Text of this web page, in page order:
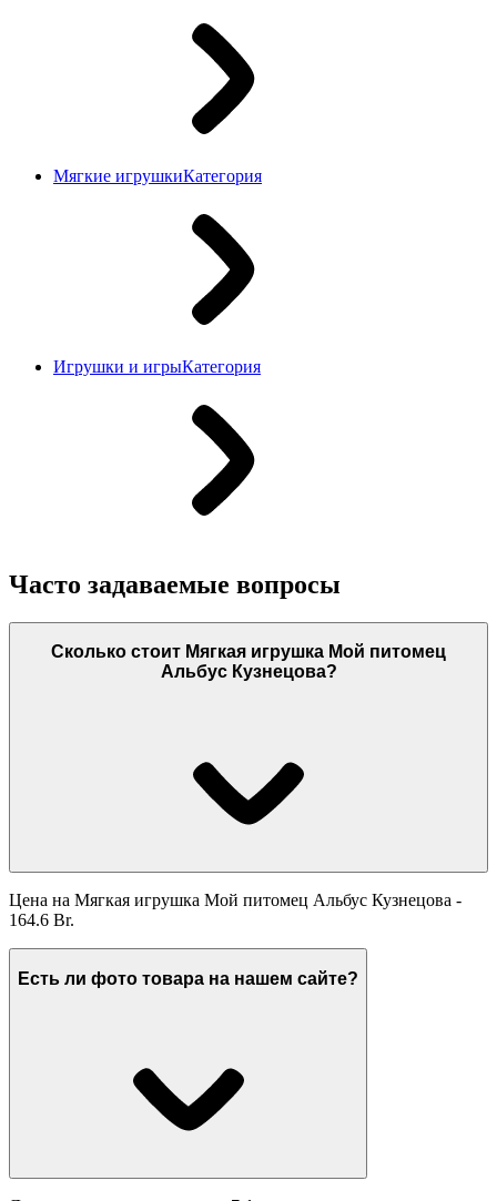
Мягкие игрушкиКатегория
Игрушки и игрыКатегория
Часто задаваемые вопросы
Сколько стоит Мягкая игрушка Мой питомец
Альбус Кузнецова?
Цена на Мягкая игрушка Мой питомец Альбус Кузнецова -
164.6 Br.
Есть ли фото товара на нашем сайте?